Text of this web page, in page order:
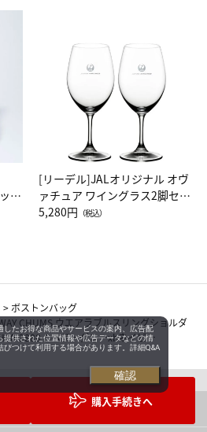
購入手続きへ
グ
[リーデル]JALオリジナル オヴ
ァチュア ワイングラス2脚セッ
ト（レッドワイン）
5,280円 （税込）
> ボストンバッグ
CHUMS ウエアラブルスリングショルダ
3880 1.ヘザーグレーxbネイビー
したお得な商品やサービスの案内、広告配
提供された位置情報や広告データなどの情
つけて利用する場合があります。詳細Q&A
確認